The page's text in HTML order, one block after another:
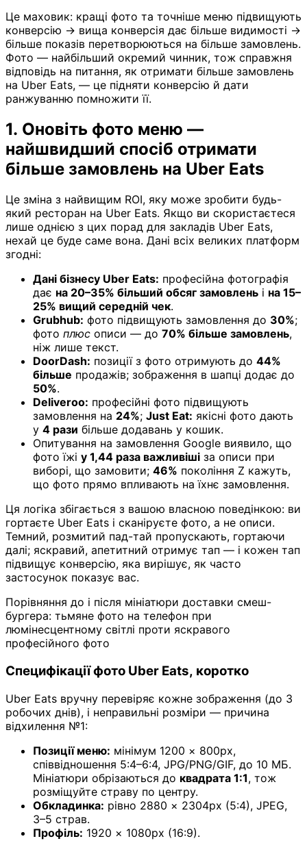
Це маховик: кращі фото та точніше меню підвищують
конверсію → вища конверсія дає більше видимості →
більше показів перетворюються на більше замовлень.
Фото — найбільший окремий чинник, тож справжня
відповідь на питання, як отримати більше замовлень
на Uber Eats, — це підняти конверсію й дати
ранжуванню помножити її.
1. Оновіть фото меню —
найшвидший спосіб отримати
більше замовлень на Uber Eats
Це зміна з найвищим ROI, яку може зробити будь-
який ресторан на Uber Eats. Якщо ви скористаєтеся
лише однією з цих порад для закладів Uber Eats,
нехай це буде саме вона. Дані всіх великих платформ
згодні:
Дані бізнесу Uber Eats: професійна фотографія
дає на 20–35% більший обсяг замовлень і на 15–
25% вищий середній чек.
Grubhub: фото підвищують замовлення до 30%;
фото плюс описи — до 70% більше замовлень,
ніж лише текст.
DoorDash: позиції з фото отримують до 44%
більше продажів; зображення в шапці додає до
50%.
Deliveroo: професійні фото підвищують
замовлення на 24%; Just Eat: якісні фото дають
у 4 рази більше додавань у кошик.
Опитування на замовлення Google виявило, що
фото їжі у 1,44 раза важливіші за описи при
виборі, що замовити; 46% покоління Z кажуть,
що фото прямо впливають на їхнє замовлення.
Ця логіка збігається з вашою власною поведінкою: ви
гортаєте Uber Eats і сканіруєте фото, а не описи.
Темний, розмитий пад-тай пропускають, гортаючи
далі; яскравий, апетитний отримує тап — і кожен тап
підвищує конверсію, яка вирішує, як часто
застосунок показує вас.
Порівняння до і після мініатюри доставки смеш-
бургера: тьмяне фото на телефон при
люмінесцентному світлі проти яскравого
професійного фото
Специфікації фото Uber Eats, коротко
Uber Eats вручну перевіряє кожне зображення (до 3
робочих днів), і неправильні розміри — причина
відхилення №1:
Позиції меню: мінімум 1200 × 800px,
співвідношення 5:4–6:4, JPG/PNG/GIF, до 10 МБ.
Мініатюри обрізаються до квадрата 1:1, тож
розміщуйте страву по центру.
Обкладинка: рівно 2880 × 2304px (5:4), JPEG,
3–5 страв.
Профіль: 1920 × 1080px (16:9).